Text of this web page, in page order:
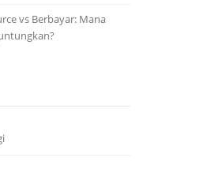
vs Berbayar: Mana